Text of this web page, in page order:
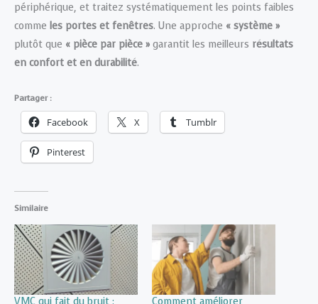
périphérique, et traitez systématiquement les points faibles
comme les portes et fenêtres. Une approche « système »
plutôt que « pièce par pièce » garantit les meilleurs résultats
en confort et en durabilité.
Partager :
Facebook X Tumblr
Pinterest
Similaire